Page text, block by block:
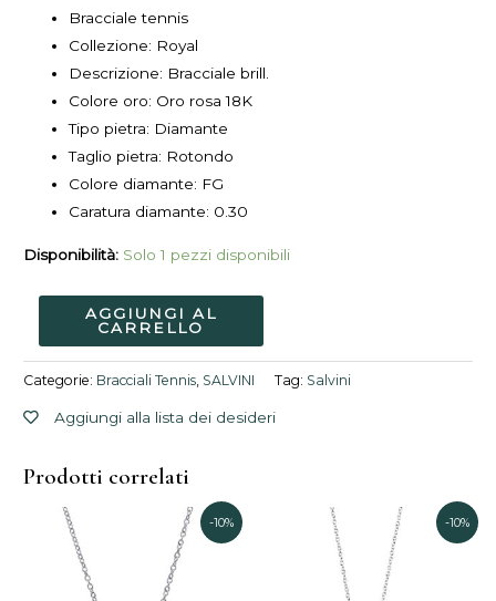
Bracciale tennis
Collezione: Royal
Descrizione: Bracciale brill.
Colore oro: Oro rosa 18K
Tipo pietra: Diamante
Taglio pietra: Rotondo
Colore diamante: FG
Caratura diamante: 0.30
Disponibilità: Solo 1 pezzi disponibili
AGGIUNGI AL
CARRELLO
Categorie: Bracciali Tennis, SALVINI Tag: Salvini
Aggiungi alla lista dei desideri
Prodotti correlati
-10%
prezzo
originale
Il
prezzo
-10%
prezzo
originale
era:
Il